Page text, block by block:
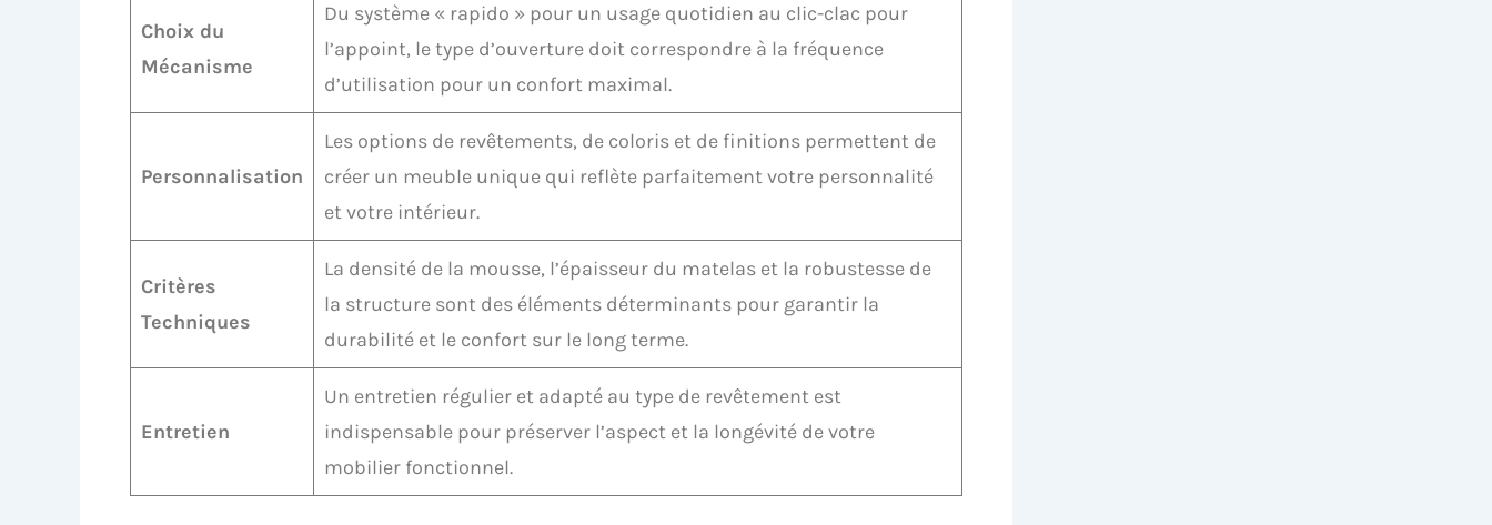
Choix du
Mécanisme
Du système « rapido » pour un usage quotidien au clic-clac pour
l’appoint, le type d’ouverture doit correspondre à la fréquence
d’utilisation pour un confort maximal.
Personnalisation
Les options de revêtements, de coloris et de finitions permettent de
créer un meuble unique qui reflète parfaitement votre personnalité
et votre intérieur.
Critères
Techniques
La densité de la mousse, l’épaisseur du matelas et la robustesse de
la structure sont des éléments déterminants pour garantir la
durabilité et le confort sur le long terme.
Entretien
Un entretien régulier et adapté au type de revêtement est
indispensable pour préserver l’aspect et la longévité de votre
mobilier fonctionnel.